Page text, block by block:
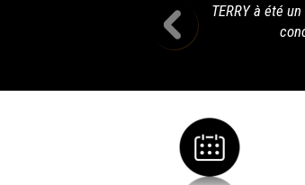
à été un vrai PLUS pour ma soirée
conclure n'hésitez pas à faire appel à